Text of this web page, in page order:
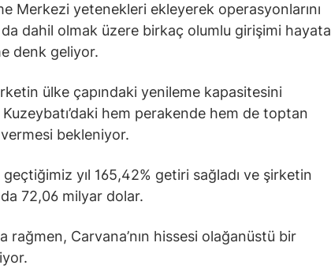
Merkezi yetenekleri ekleyerek operasyonlarını
dahil olmak üzere birkaç olumlu girişimi hayata
denk geliyor.
ülke çapındaki yenileme kapasitesini
Kuzeybatı’daki hem perakende hem de toptan
bekleniyor.
geçtiğimiz yıl 165,42% getiri sağladı ve şirketin
72,06 milyar dolar.
rağmen, Carvana’nın hissesi olağanüstü bir